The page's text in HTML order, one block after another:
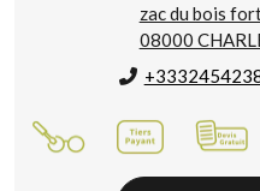
zac du bois
08000